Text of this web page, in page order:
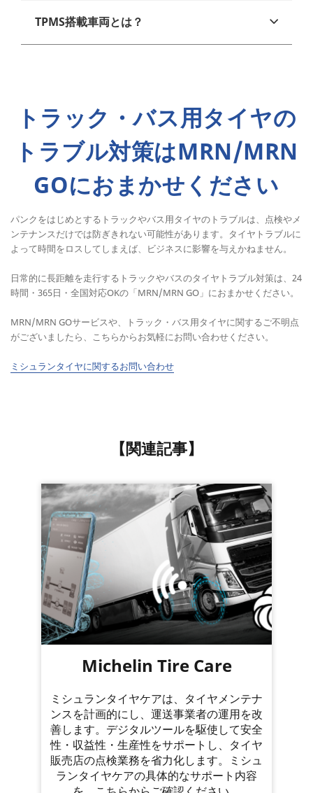
TPMS搭載車両とは？
トラック・バス用タイヤの
トラブル対策はMRN/MRN
GOにおまかせください
パンクをはじめとするトラックやバス用タイヤのトラブルは、点検やメ
ンテナンスだけでは防ぎきれない可能性があります。タイヤトラブルに
よって時間をロスしてしまえば、ビジネスに影響を与えかねません。
日常的に長距離を走行するトラックやバスのタイヤトラブル対策は、24
時間・365日・全国対応OKの「MRN/MRN GO」におまかせください。
MRN/MRN GOサービスや、トラック・バス用タイヤに関するご不明点
がございましたら、こちらからお気軽にお問い合わせください。
ミシュランタイヤに関するお問い合わせ
【関連記事】
Michelin Tire Care
ミシュランタイヤケアは、タイヤメンテナ
ンスを計画的にし、運送事業者の運用を改
善します。デジタルツールを駆使して安全
性・収益性・生産性をサポートし、タイヤ
販売店の点検業務を省力化します。ミシュ
ランタイヤケアの具体的なサポート内容